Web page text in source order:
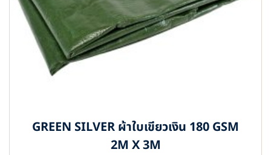
GREEN SILVER ผ้าใบเขียวเงิน 180 GSM
2M X 3M